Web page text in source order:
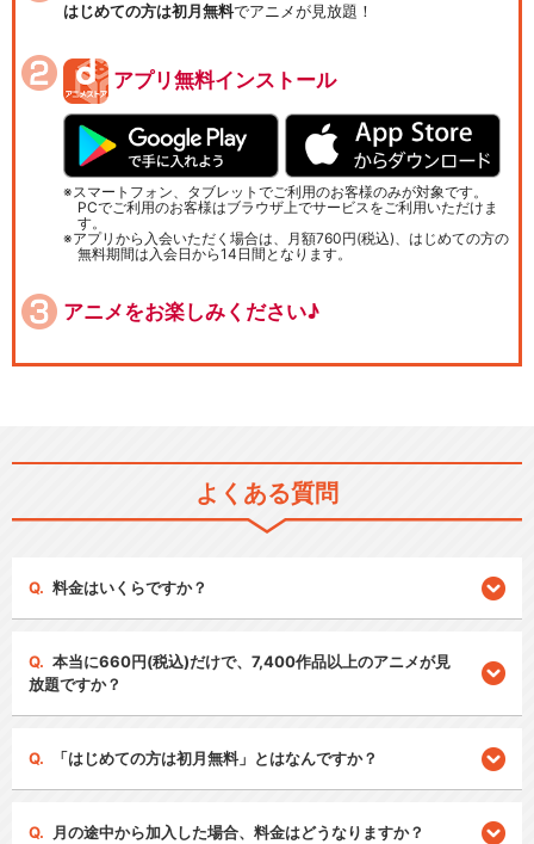
はじめての方は初月無料でアニメが見放題！
アプリ無料インストール
スマートフォン、タブレットでご利用のお客様のみが対象です。
PCでご利用のお客様はブラウザ上でサービスをご利用いただけま
す。
アプリから入会いただく場合は、月額760円(税込)、はじめての方の
無料期間は入会日から14日間となります。
アニメをお楽しみください♪
よくある質問
料金はいくらですか？
本当に660円(税込)だけで、7,400作品以上のアニメが見
放題ですか？
「はじめての方は初月無料」とはなんですか？
月の途中から加入した場合、料金はどうなりますか？